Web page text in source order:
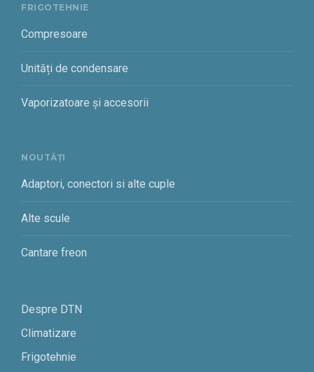
FRIGOTEHNIE
Compresoare
Unități de condensare
Vaporizatoare și accesorii
NOUTĂȚI
Adaptori, conectori si alte cuple
Alte scule
Cantare freon
Despre DTN
Climatizare
Frigotehnie